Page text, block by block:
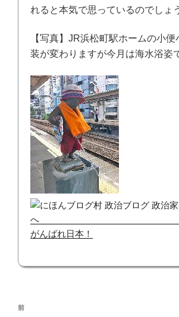
れると本気で思っているのでしょ
【写真】JR浜松町駅ホームの小
装が変わりますが今月は海水浴姿
がんばれ日本！
投
前
前